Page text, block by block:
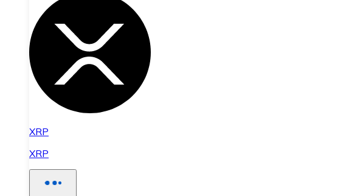
XRP
XRP